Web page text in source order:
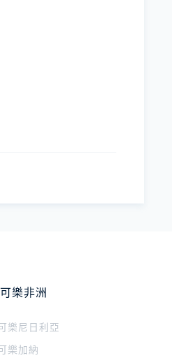
樂非洲
樂 尼日利亞
樂加納